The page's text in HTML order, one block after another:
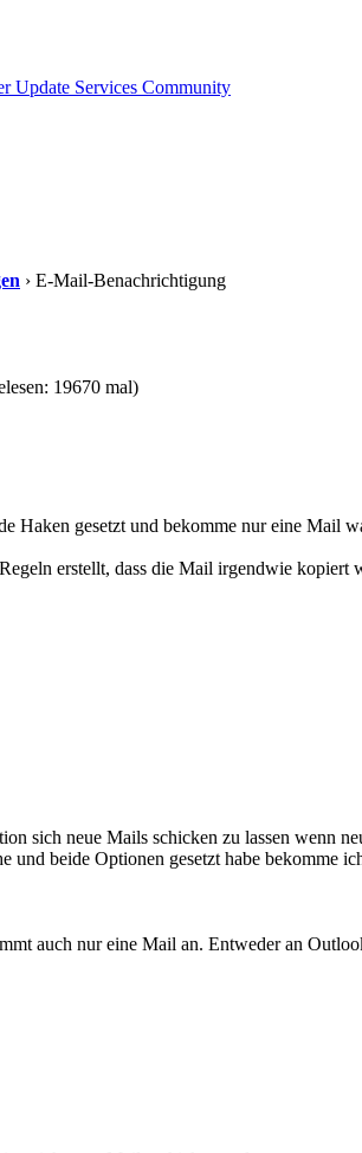
› E-Mail-Benachrichtigung
19670 mal)
Haken gesetzt und bekomme nur eine Mail
erstellt, dass die Mail irgendwie kopiert
sich neue Mails schicken zu lassen wenn
und beide Optionen gesetzt habe bekomme
auch nur eine Mail an. Entweder an